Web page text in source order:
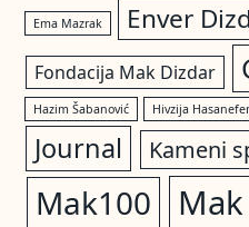
Ema Mazrak Enver
Fondacija Mak Dizdar
Hazim Šabanović Hivzija
Journal Kameni
Mak100